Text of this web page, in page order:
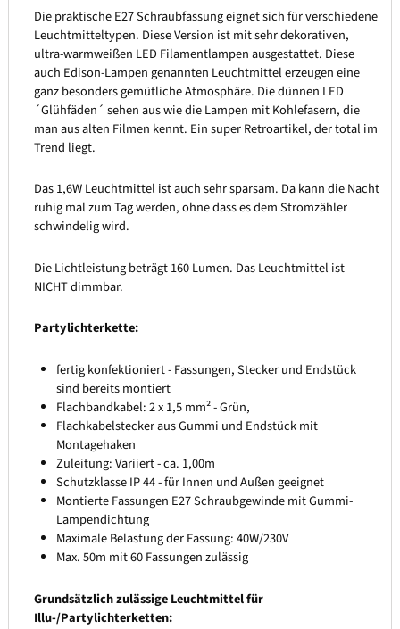
Die praktische E27 Schraubfassung eignet sich für verschiedene
Leuchtmitteltypen. Diese Version ist mit sehr dekorativen,
ultra-warmweißen LED Filamentlampen ausgestattet. Diese
auch Edison-Lampen genannten Leuchtmittel erzeugen eine
ganz besonders gemütliche Atmosphäre. Die dünnen LED
´Glühfäden´ sehen aus wie die Lampen mit Kohlefasern, die
man aus alten Filmen kennt. Ein super Retroartikel, der total im
Trend liegt.
Das 1,6W Leuchtmittel ist auch sehr sparsam. Da kann die Nacht
ruhig mal zum Tag werden, ohne dass es dem Stromzähler
schwindelig wird.
Die Lichtleistung beträgt 160 Lumen. Das Leuchtmittel ist
NICHT dimmbar.
Partylichterkette:
fertig konfektioniert - Fassungen, Stecker und Endstück
sind bereits montiert
Flachbandkabel: 2 x 1,5 mm² - Grün,
Flachkabelstecker aus Gummi und Endstück mit
Montagehaken
Zuleitung: Variiert - ca. 1,00m
Schutzklasse IP 44 - für Innen und Außen geeignet
Montierte Fassungen E27 Schraubgewinde mit Gummi-
Lampendichtung
Maximale Belastung der Fassung: 40W/230V
Max. 50m mit 60 Fassungen zulässig
Grundsätzlich zulässige Leuchtmittel für
Illu-/Partylichterketten: